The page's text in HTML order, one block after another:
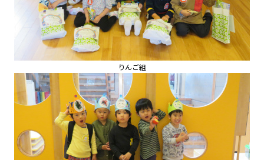
りんご組